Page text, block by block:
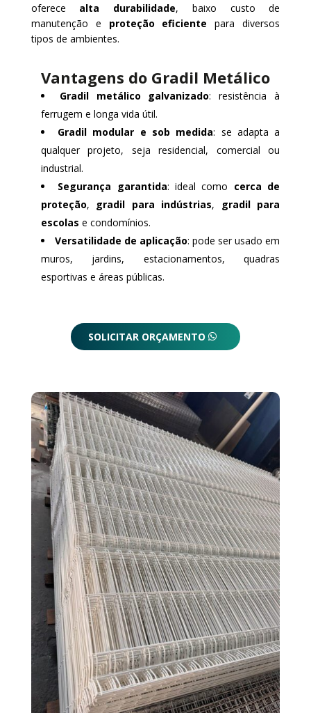
oferece alta durabilidade, baixo custo de
manutenção e proteção eficiente para diversos
tipos de ambientes.
Vantagens do Gradil Metálico
Gradil metálico galvanizado: resistência à
ferrugem e longa vida útil.
Gradil modular e sob medida: se adapta a
qualquer projeto, seja residencial, comercial ou
industrial.
Segurança garantida: ideal como cerca de
proteção, gradil para indústrias, gradil para
escolas e condomínios.
Versatilidade de aplicação: pode ser usado em
muros, jardins, estacionamentos, quadras
esportivas e áreas públicas.
SOLICITAR ORÇAMENTO